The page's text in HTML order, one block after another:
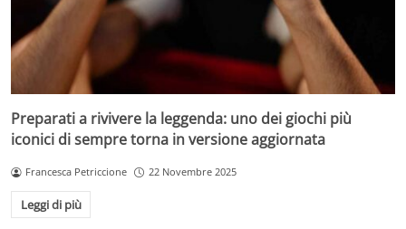
Preparati a rivivere la leggenda: uno dei giochi più
iconici di sempre torna in versione aggiornata
Francesca Petriccione 22 Novembre 2025
Leggi di più